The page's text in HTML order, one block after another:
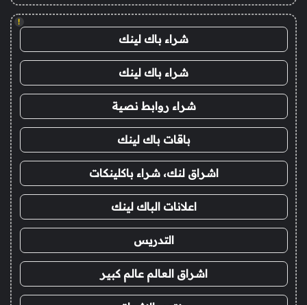
!
شراء باك لينك
شراء باك لينك
شراء روابط نصية
باقات باك لينك
اشراق لنك، شراء باكلينكات
اعلانات الباك لينك
التدريس
اشراق العالم عالم كبير